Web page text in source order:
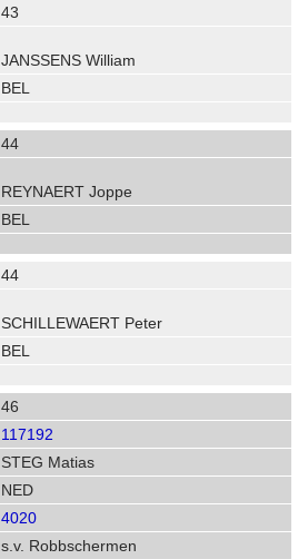
43
JANSSENS William
BEL
44
REYNAERT Joppe
BEL
44
SCHILLEWAERT Peter
BEL
46
117192
STEG Matias
NED
4020
s.v. Robbschermen